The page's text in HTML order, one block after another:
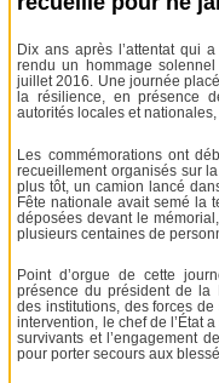
Dix ans après l’attentat qui
rendu un hommage
juillet 2016. Une journée
la résilience, en présence
autorités locales et
Les commémorations ont
recueillement organisés sur
plus tôt, un camion lancé
Fête nationale avait semé la
déposées devant le
plusieurs centaines de
Point d’orgue de cette
présence du président de la
des institutions, des forces
intervention, le chef de l’État
survivants et l’engagement
pour porter secours aux